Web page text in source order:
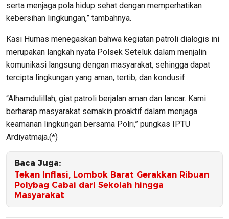
serta menjaga pola hidup sehat dengan memperhatikan
kebersihan lingkungan,” tambahnya.
Kasi Humas menegaskan bahwa kegiatan patroli dialogis ini
merupakan langkah nyata Polsek Seteluk dalam menjalin
komunikasi langsung dengan masyarakat, sehingga dapat
tercipta lingkungan yang aman, tertib, dan kondusif.
“Alhamdulillah, giat patroli berjalan aman dan lancar. Kami
berharap masyarakat semakin proaktif dalam menjaga
keamanan lingkungan bersama Polri,” pungkas IPTU
Ardiyatmaja.(*)
Baca Juga:
Tekan Inflasi, Lombok Barat Gerakkan Ribuan
Polybag Cabai dari Sekolah hingga
Masyarakat